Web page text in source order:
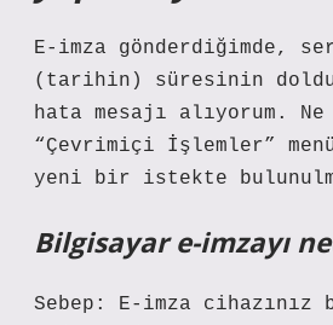
E-imza gönderdiğimde,
(tarihin) süresinin
hata mesajı alıyorum. Ne
“Çevrimiçi İşlemler”
yeni bir istekte
Bilgisayar e-imzayı
Sebep: E-imza cihazınız